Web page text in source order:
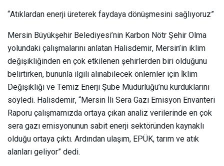
“Atıklardan enerji üreterek faydaya dönüşmesini sağlıyoruz”
Mersin Büyükşehir Belediyesi’nin Karbon Nötr Şehir Olma
yolundaki çalışmalarını anlatan Halisdemir, Mersin’in iklim
değişikliğinden en çok etkilenen şehirlerden biri olduğunu
belirtirken, bununla ilgili alınabilecek önlemler için İklim
Değişikliği ve Temiz Enerji Şube Müdürlüğü’nü kurduklarını
söyledi. Halisdemir, “Mersin İli Sera Gazı Emisyon Envanteri
Raporu çalışmamızda ortaya çıkan analiz verilerinde en çok
sera gazı emisyonunun sabit enerji sektöründen kaynaklı
olduğu ortaya çıktı. Ardından ulaşım, EPÜK, tarım ve atık
alanları geliyor” dedi.